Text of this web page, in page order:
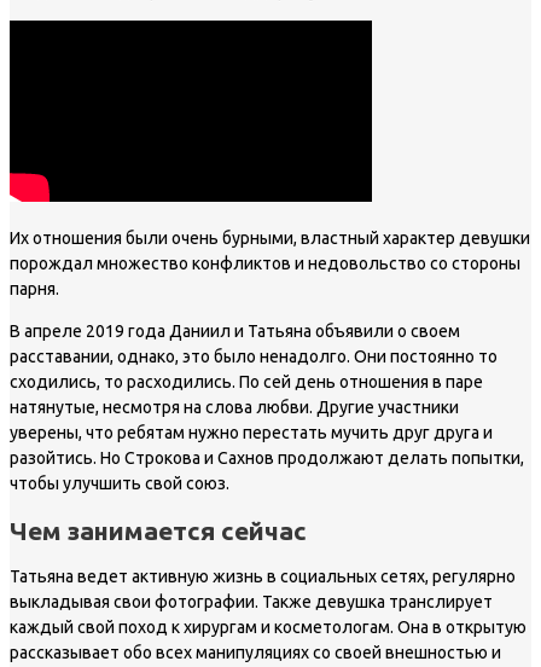
Их отношения были очень бурными, властный характер девушки
порождал множество конфликтов и недовольство со стороны
парня.
В апреле 2019 года Даниил и Татьяна объявили о своем
расставании, однако, это было ненадолго. Они постоянно то
сходились, то расходились. По сей день отношения в паре
натянутые, несмотря на слова любви. Другие участники
уверены, что ребятам нужно перестать мучить друг друга и
разойтись. Но Строкова и Сахнов продолжают делать попытки,
чтобы улучшить свой союз.
Чем занимается сейчас
Татьяна ведет активную жизнь в социальных сетях, регулярно
выкладывая свои фотографии. Также девушка транслирует
каждый свой поход к хирургам и косметологам. Она в открытую
рассказывает обо всех манипуляциях со своей внешностью и